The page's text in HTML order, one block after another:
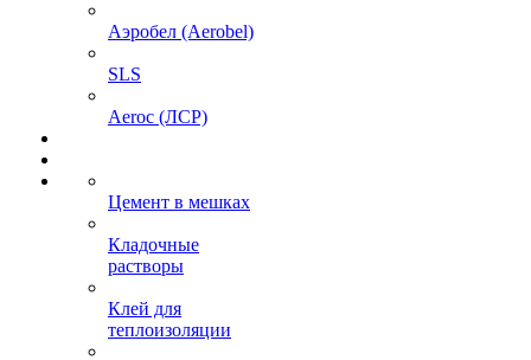
Аэробел (Aerobel)
SLS
Aeroc (ЛСР)
Цемент в мешках
Кладочные
растворы
Клей для
теплоизоляции